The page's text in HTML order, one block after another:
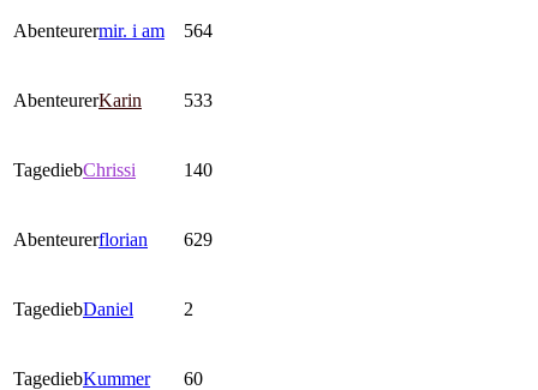
Abenteurermir. i am 564
AbenteurerKarin 533
TagediebChrissi 140
Abenteurerflorian 629
TagediebDaniel 2
TagediebKummer 60